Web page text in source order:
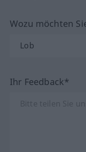
Wozu möchten
Ihr Feedback*